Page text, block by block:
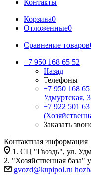
Контакты
Корзина0
Отложенные0
Сравнение товаров
+7 950 168 65 52
Назад
Телефоны
+7 950 168 65
Удмуртская,
+7 922 501 63
Заказать
Контактная информация
1. СЦ "Гвоздь", ул.
2. "Хозяйственная база"
gvozd@kupipol.ru